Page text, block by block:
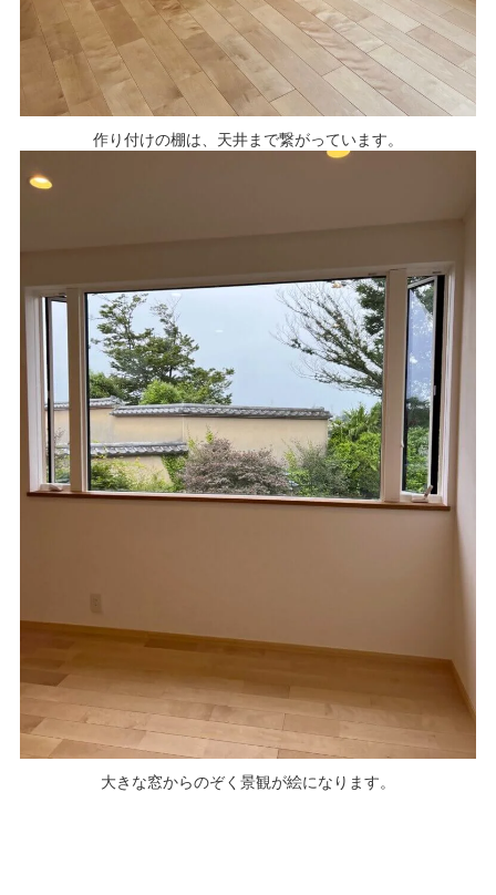
作り付けの棚は、天井まで繋がっています。
大きな窓からのぞく景観が絵になります。